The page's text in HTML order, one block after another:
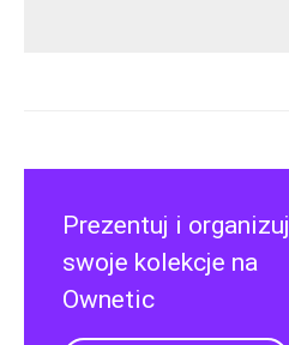
Prezentuj i organizuj
swoje kolekcje na
Ownetic